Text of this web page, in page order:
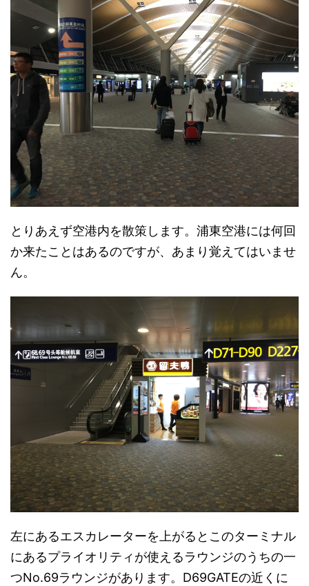
とりあえず空港内を散策します。浦東空港には何回
か来たことはあるのですが、あまり覚えてはいませ
ん。
左にあるエスカレーターを上がるとこのターミナル
にあるプライオリティが使えるラウンジのうちの一
つNo.69ラウンジがあります。D69GATEの近くに